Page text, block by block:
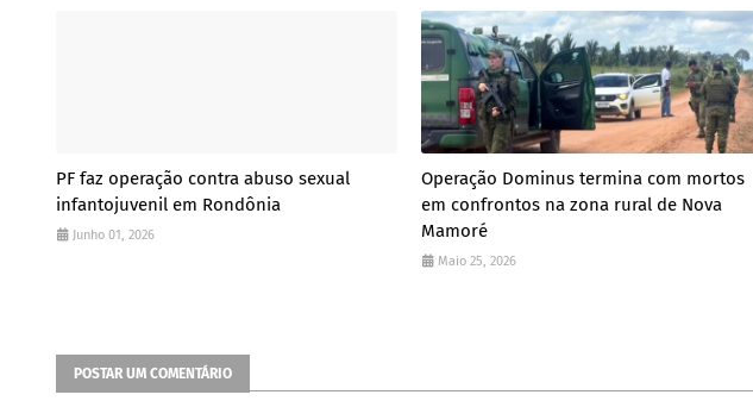
PF faz operação contra abuso sexual
infantojuvenil em Rondônia
Junho 01, 2026
Operação Dominus termina com mortos
em confrontos na zona rural de Nova
Mamoré
Maio 25, 2026
POSTAR UM COMENTÁRIO